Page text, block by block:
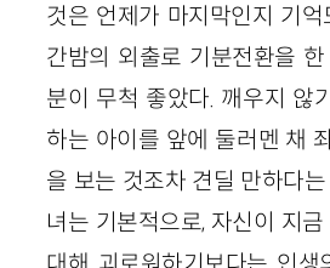
것은 언제가 마지막인지 기
간밤의 외출로 기분전환을
분이 무척 좋았다. 깨우지 않
하는 아이를 앞에 둘러멘 채
을 보는 것조차 견딜 만하다
녀는 기본적으로, 자신이 지